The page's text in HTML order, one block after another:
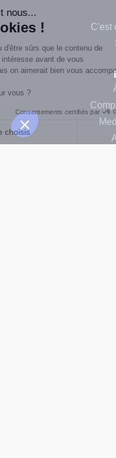
Salut c'est nous...
les Cookies !
On a attendu d'être sûrs que
ce site vous intéresse avant
déranger, mais on aimerait
C'est OK pour vous ?
C'est